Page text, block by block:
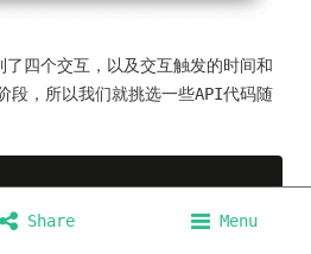
了四个交互，以及交互触发的时间和
段，所以我们就挑选一些API代码随
as from
Share Menu